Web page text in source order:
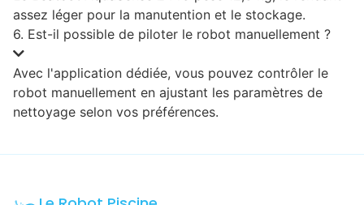
assez léger pour la manutention et le stockage.
6. Est-il possible de piloter le robot manuellement ?
Avec l'application dédiée, vous pouvez contrôler le
robot manuellement en ajustant les paramètres de
nettoyage selon vos préférences.